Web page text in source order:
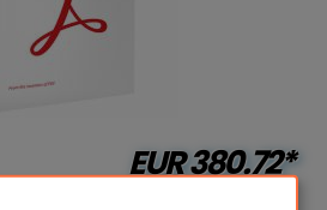
EUR380.72*